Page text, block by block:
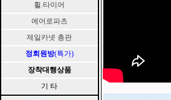
휠.타이어
에어로파츠
제일카넷 총판
정회원방(특가)
장착대행상품
기 타